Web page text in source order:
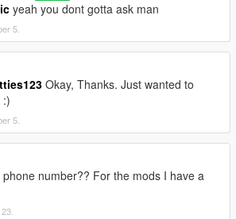
yeah you dont gotta ask man
5.
Okay, Thanks. Just wanted to
:)
5.
phone number?? For the mods I have a